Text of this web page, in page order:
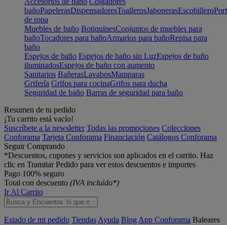
bañoPapelerasDispensadoresToallerosJabonerasEscobillero
de ropa
Muebles de baño BotiquinesConjuntos de muebles para
bañoTocadores para bañoArmarios para bañoRepisa para
baño
Espejos de baño Espejos de baño sin LuzEspejos de baño
iluminadosEspejos de baño con aumento
Sanitarios BañerasLavabosMamparas
Grifería Grifos para cocinaGrifos para ducha
Seguridad de baño Barras de seguridad para baño
Resumen de tu pedido
¡Tu carrito está vacío!
Suscríbete a la newsletter Todas las promociones Colecciones
Conforama Tarjeta Conforama Financiación Catálogos Conforama
Seguir Comprando
*Descuentos, cupones y servicios son aplicados en el carrito. Haz
clic en Tramitar Pedido para ver estos descuentos e importes
Pago 100% seguro
Total con descuento (IVA incluido*)
Ir Al Carrito
Estado de mi pedido Tiendas Ayuda Blog App Conforama Baleares